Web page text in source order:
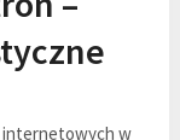
internetowych w